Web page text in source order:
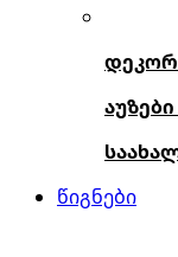
წიგნები